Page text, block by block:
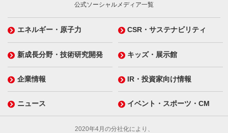
公式ソーシャルメディア一覧
エネルギー・原子力 CSR・サステナビリティ
新成長分野・技術研究開発 キッズ・展示館
企業情報 IR・投資家向け情報
ニュース イベント・スポーツ・CM
2020年4月の分社化により、